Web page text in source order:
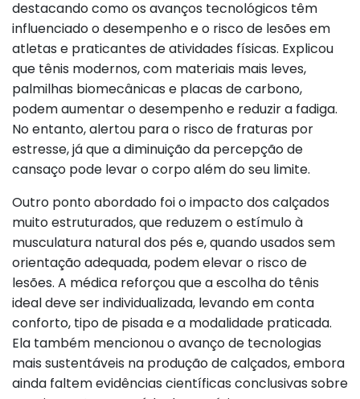
destacando como os avanços tecnológicos têm
influenciado o desempenho e o risco de lesões em
atletas e praticantes de atividades físicas. Explicou
que tênis modernos, com materiais mais leves,
palmilhas biomecânicas e placas de carbono,
podem aumentar o desempenho e reduzir a fadiga.
No entanto, alertou para o risco de fraturas por
estresse, já que a diminuição da percepção de
cansaço pode levar o corpo além do seu limite.
Outro ponto abordado foi o impacto dos calçados
muito estruturados, que reduzem o estímulo à
musculatura natural dos pés e, quando usados sem
orientação adequada, podem elevar o risco de
lesões. A médica reforçou que a escolha do tênis
ideal deve ser individualizada, levando em conta
conforto, tipo de pisada e a modalidade praticada.
Ela também mencionou o avanço de tecnologias
mais sustentáveis na produção de calçados, embora
ainda faltem evidências científicas conclusivas sobre